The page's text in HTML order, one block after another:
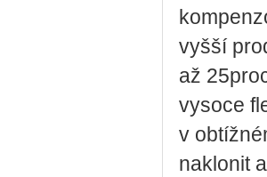
vyšší
až
vysoce
v
naklonit